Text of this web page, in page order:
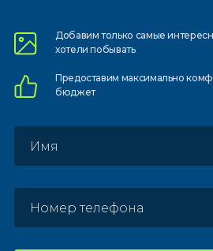
Добавим только самые
хотели побывать
Предоставим максимально
бюджет